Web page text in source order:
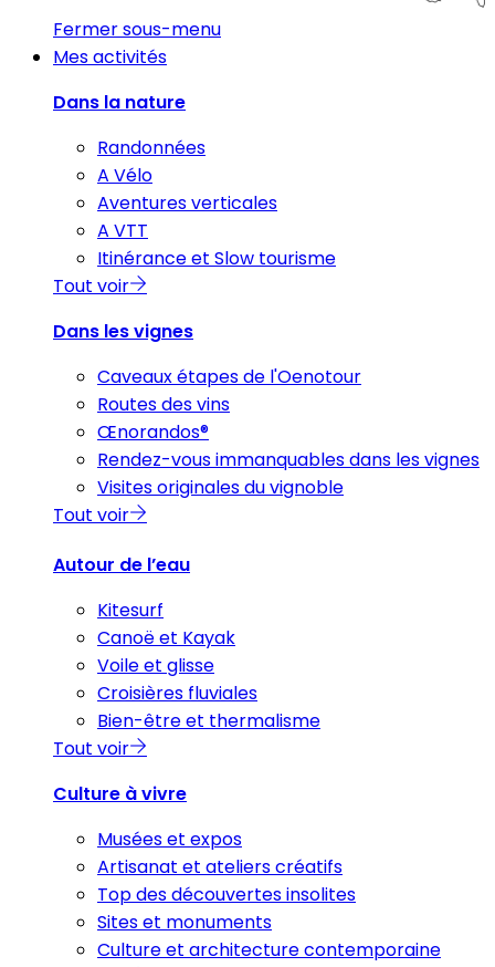
Fermer sous-menu
Mes activités
Dans la nature
Randonnées
A Vélo
Aventures verticales
A VTT
Itinérance et Slow tourisme
Tout voir
Dans les vignes
Caveaux étapes de l'Oenotour
Routes des vins
Œnorandos®
Rendez-vous immanquables dans les vignes
Visites originales du vignoble
Tout voir
Autour de l’eau
Kitesurf
Canoë et Kayak
Voile et glisse
Croisières fluviales
Bien-être et thermalisme
Tout voir
Culture à vivre
Musées et expos
Artisanat et ateliers créatifs
Top des découvertes insolites
Sites et monuments
Culture et architecture contemporaine